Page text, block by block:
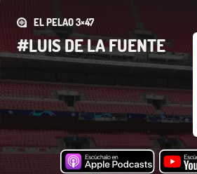
EL PELAO 3×47
#LUIS DE LA FUENTE